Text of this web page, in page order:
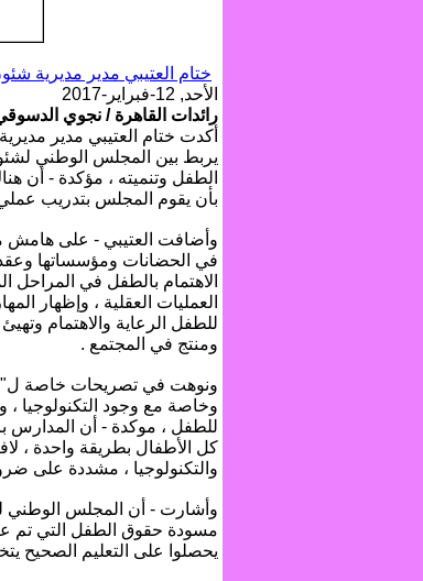
ختام العتيبي مدير مديرية
الأحد, 12-فبراير-2017
رائدات القاهرة / نجوي
أكدت ختام العتيبي مدير
يربط بين المجلس الوطني
الطفل وتنميته ، مؤكدة - أن
بأن يقوم المجلس بتدريب
وأضافت العتيبي - على هامش
في الحضانات ومؤسساتها
الاهتمام بالطفل في المراحل
العمليات العقلية ، وإظهار
للطفل الرعاية والاهتمام
ومنتج في المجتمع .
ونوهت في تصريحات خاصة
وخاصة مع وجود التكنولوجيا ،
للطفل ، موكدة - أن المدارس
كل الأطفال بطريقة واحدة ،
والتكنولوجيا ، مشددة على
وأشارت - أن المجلس الوطني
مسودة حقوق الطفل التي تم
يحصلوا على التعليم الصحيح